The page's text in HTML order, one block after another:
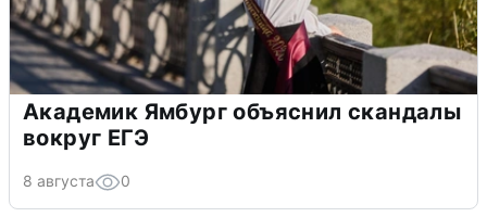
Академик Ямбург объяснил скандалы
вокруг ЕГЭ
8 августа 0